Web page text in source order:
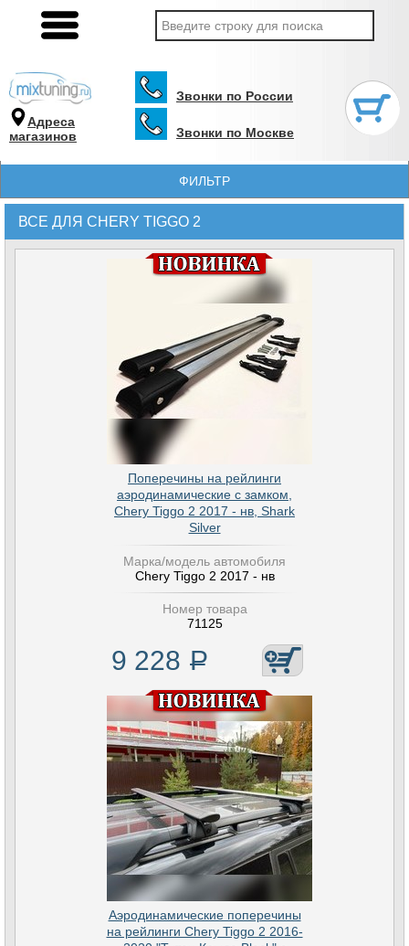
Адреса
магазинов
Звонки по России
Звонки по Москве
ФИЛЬТР
ВСЕ ДЛЯ CHERY TIGGO 2
Поперечины на рейлинги
аэродинамические с замком,
Chery Tiggo 2 2017 - нв, Shark
Silver
Марка/модель автомобиля
Chery Tiggo 2 2017 - нв
Номер товара
71125
9 228 Р
Аэродинамические поперечины
на рейлинги Chery Tiggo 2 2016-